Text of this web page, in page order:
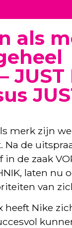
als
JUST
merk zijn
Na de
in de zaak
laten nu
van
heeft Nike